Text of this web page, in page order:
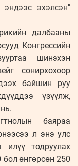
эндээс эхэлсэн"
далбааны
Конгрессийн
шинэхэн
сонирхохоор
байшин руу
үзүүлж,
баяраа
л энэ улс
илүү тодруулах
бол өнгөрсөн 250